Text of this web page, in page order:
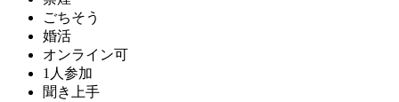
ごちそう
婚活
オンライン可
1人参加
聞き上手